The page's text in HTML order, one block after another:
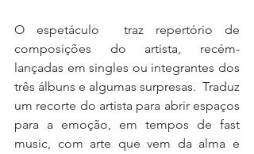
O espetáculo  traz repertório de
composições do artista, recém-
lançadas em singles ou integrantes dos
três álbuns e algumas surpresas.  Traduz
um recorte do artista para abrir espaços
para a emoção, em tempos de fast
music, com arte que vem da alma e